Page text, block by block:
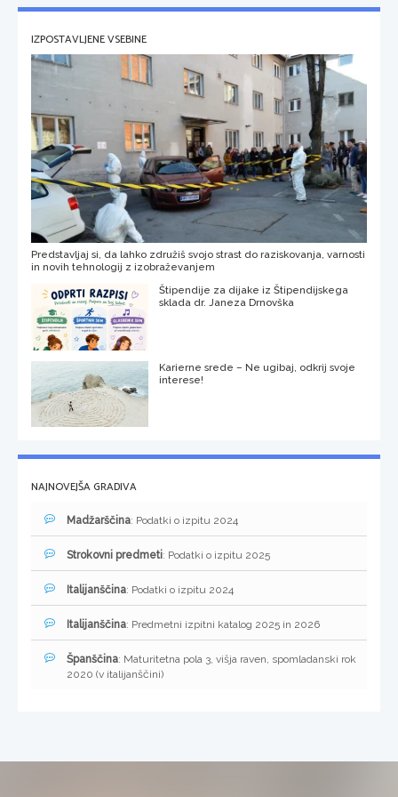
IZPOSTAVLJENE VSEBINE
Predstavljaj si, da lahko združiš svojo strast do raziskovanja, varnosti
in novih tehnologij z izobraževanjem
Štipendije za dijake iz Štipendijskega
sklada dr. Janeza Drnovška
Karierne srede – Ne ugibaj, odkrij svoje
interese!
NAJNOVEJŠA GRADIVA
Madžarščina: Podatki o izpitu 2024
Strokovni predmeti: Podatki o izpitu 2025
Italijanščina: Podatki o izpitu 2024
Italijanščina: Predmetni izpitni katalog 2025 in 2026
Španščina: Maturitetna pola 3, višja raven, spomladanski rok
2020 (v italijanščini)